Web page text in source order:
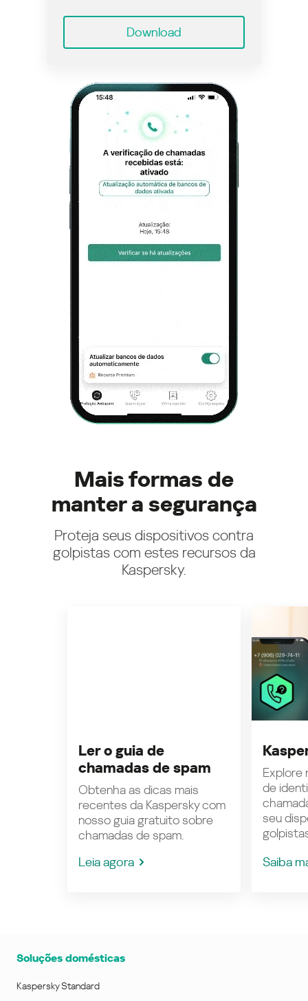
Download
Mais formas de
manter a segurança
Proteja seus dispositivos contra
golpistas com estes recursos da
Kaspersky.
Ler o guia de
chamadas de spam
Obtenha as dicas mais
recentes da Kaspersky com
nosso guia gratuito sobre
chamadas de spam.
Leia agora
Explore
de
seu
Saiba
Soluções domésticas
Kaspersky Standard